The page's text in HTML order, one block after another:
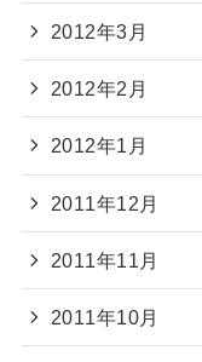
2012年3月
2012年2月
2012年1月
2011年12月
2011年11月
2011年10月